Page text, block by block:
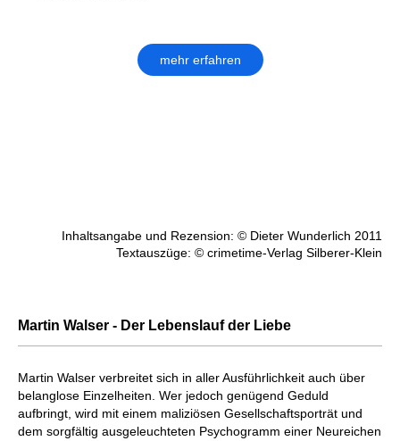
mehr erfahren
Inhaltsangabe und Rezension: © Dieter Wunderlich 2011
Textauszüge: © crimetime-Verlag Silberer-Klein
Martin Walser - Der Lebenslauf der Liebe
Martin Walser verbreitet sich in aller Ausführlichkeit auch über
belanglose Einzelheiten. Wer jedoch genügend Geduld
aufbringt, wird mit einem maliziösen Gesellschaftsporträt und
dem sorgfältig ausgeleuchteten Psychogramm einer Neureichen